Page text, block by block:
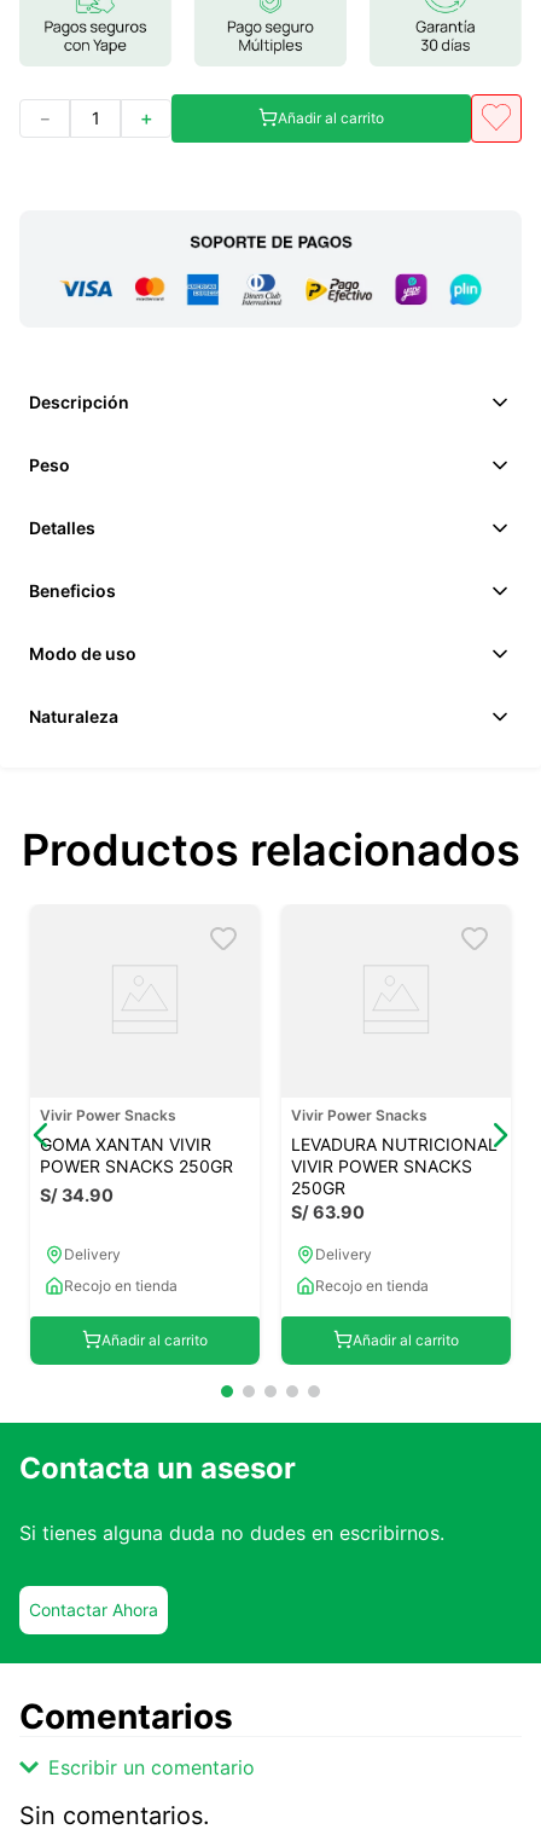
＋
－ Añadir al carrito
Descripción
Peso
Detalles
Beneficios
Modo de uso
Naturaleza
Productos relacionados
Vivir Power Snacks
GOMA XANTAN VIVIR
POWER SNACKS 250GR
S/34.90
Delivery
Recojo en tienda
Añadir al carrito
Vivir Power Snacks
LEVADURA NUTRICIONAL
VIVIR POWER SNACKS
250GR
S/63.90
Delivery
Recojo en tienda
Añadir al carrito
Contacta un asesor
Si tienes alguna duda no dudes en escribirnos.
Contactar Ahora
Comentarios
Escribir un comentario
Sin comentarios.